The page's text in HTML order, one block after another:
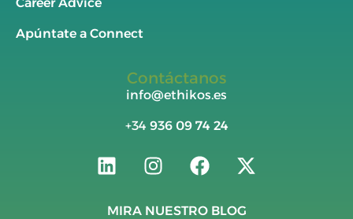
Career Advice
Apúntate a Connect
Contáctanos
info@ethikos.es
+34 936 09 74 24
MIRA NUESTRO BLOG